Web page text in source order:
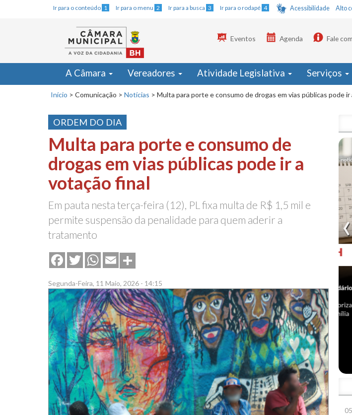
Ir para o conteúdo 1 Ir para o menu 2 Ir para a busca 3 Ir para o rodapé 4 Acessibilidade Alto
Eventos Agenda Fale
A Câmara Vereadores Atividade Legislativa Serviços
Início > Comunicação > Notícias > Multa para porte e consumo de drogas em vias públicas pode ir
ORDEM DO DIA
Multa para porte e consumo de
drogas em vias públicas pode ir a
votação final
Em pauta nesta terça-feira (12), PL fixa multa de R$ 1,5 mil e
permite suspensão da penalidade para quem aderir a
tratamento
FacebookTwitterWhatsApp
Email
Segunda-Feira, 11 Maio, 2026 - 14:15